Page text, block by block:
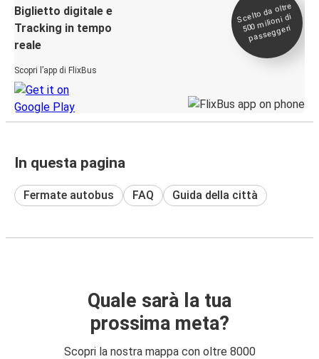
Biglietto digitale e
Tracking in tempo
reale
Scopri l’app di FlixBus
Scelto da oltre
500
milioni di
passeggeri
In questa pagina
Fermate autobus FAQ Guida della città
Quale sarà la tua
prossima meta?
Scopri la nostra mappa con oltre 8000